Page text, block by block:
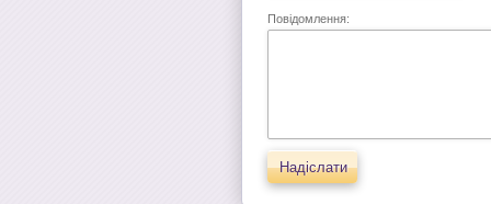
Повідомлення:
Надіслати